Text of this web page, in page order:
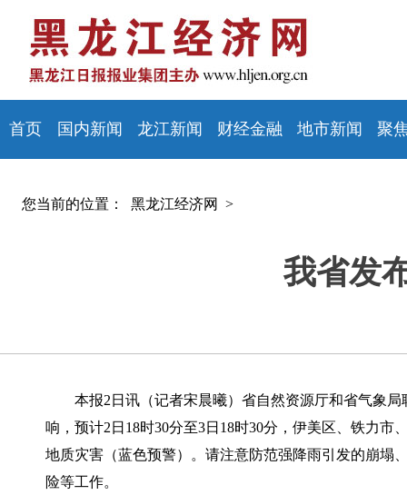
首页 国内新闻 龙江新闻 财经金融 地市新闻 聚
您当前的位置： 黑龙江经济网 >
我省发
本报2日讯（记者宋晨曦）省自然资源厅和省气象
响，预计2日18时30分至3日18时30分，伊美区、铁力
地质灾害（蓝色预警）。请注意防范强降雨引发的崩塌
险等工作。